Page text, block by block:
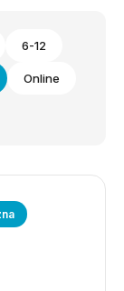
6-12
Online